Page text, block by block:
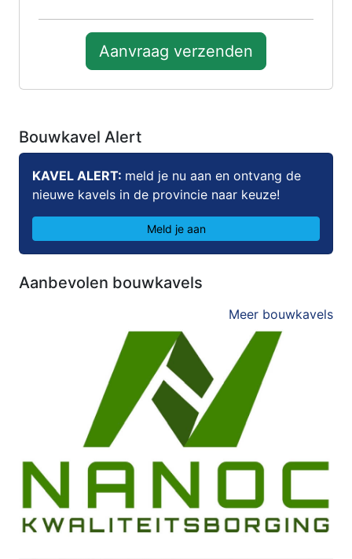
Aanvraag verzenden
Bouwkavel Alert
KAVEL ALERT: meld je nu aan en ontvang de
nieuwe kavels in de provincie naar keuze!
Meld je aan
Aanbevolen bouwkavels
Meer bouwkavels